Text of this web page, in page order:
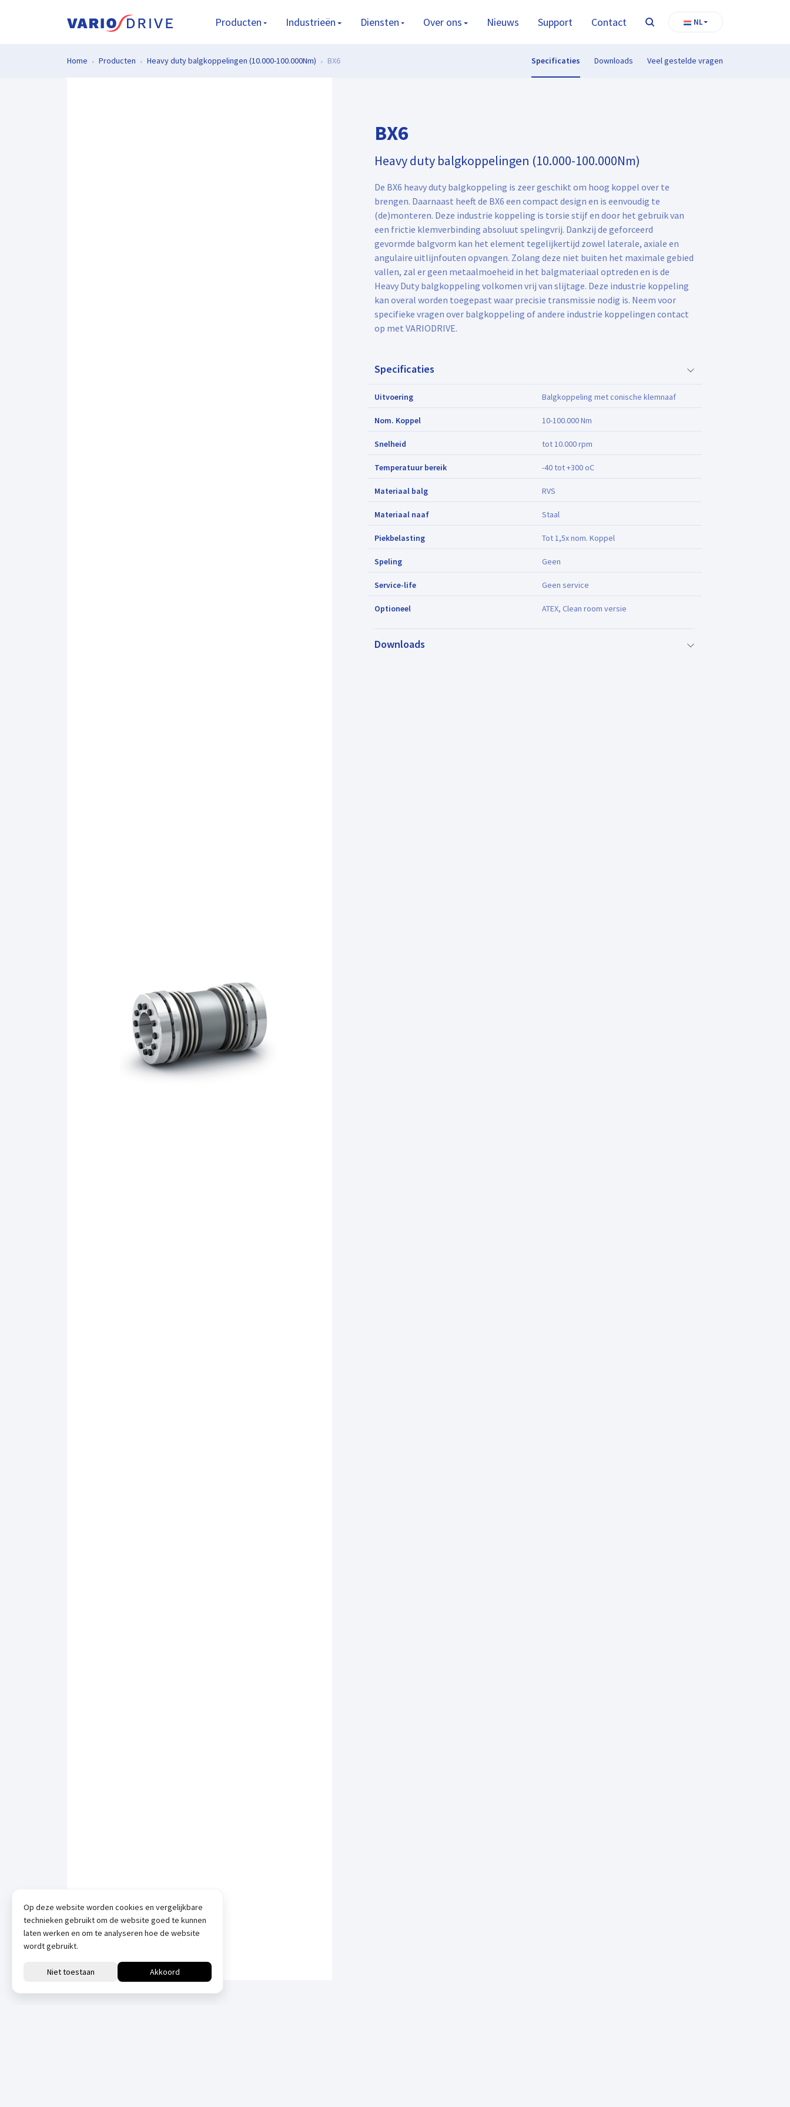
Producten Industrieën Diensten Over ons Nieuws Support Contact Zoeken
NL
Home Producten Heavy duty balgkoppelingen (10.000-100.000Nm) BX6 Specificaties Downloads Veel gestelde vragen
BX6
Heavy duty balgkoppelingen (10.000-100.000Nm)
De BX6 heavy duty balgkoppeling is zeer geschikt om hoog koppel over te
brengen. Daarnaast heeft de BX6 een compact design en is eenvoudig te
(de)monteren. Deze industrie koppeling is torsie stijf en door het gebruik van
een frictie klemverbinding absoluut spelingvrij. Dankzij de geforceerd
gevormde balgvorm kan het element tegelijkertijd zowel laterale, axiale en
angulaire uitlijnfouten opvangen. Zolang deze niet buiten het maximale gebied
vallen, zal er geen metaalmoeheid in het balgmateriaal optreden en is de
Heavy Duty balgkoppeling volkomen vrij van slijtage. Deze industrie koppeling
kan overal worden toegepast waar precisie transmissie nodig is. Neem voor
specifieke vragen over balgkoppeling of andere industrie koppelingen contact
op met VARIODRIVE.
Specificaties
Uitvoering Balgkoppeling met conische klemnaaf
Nom. Koppel 10-100.000 Nm
Snelheid tot 10.000 rpm
Temperatuur bereik -40 tot +300 oC
Materiaal balg RVS
Materiaal naaf Staal
Piekbelasting Tot 1,5x nom. Koppel
Speling Geen
Service-life Geen service
Optioneel ATEX, Clean room versie
Downloads
Op deze website worden cookies en vergelijkbare
technieken gebruikt om de website goed te kunnen
laten werken en om te analyseren hoe de website
wordt gebruikt.